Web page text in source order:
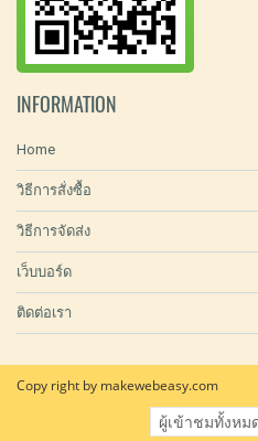
INFORMATION
Home
วิธีการสั่งซื้อ
วิธีการจัดส่ง
เว็บบอร์ด
ติดต่อเรา
Copy right by makewebeasy.com
ผู้เข้าชมทั้งหม